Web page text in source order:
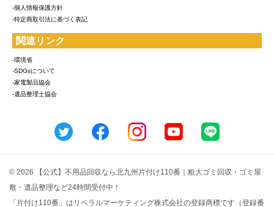
-個人情報保護方針
-特定商取引法に基づく表記
関連リンク
-環境省
-SDGsについて
-家電製品協会
-遺品整理士協会
© 2026 【公式】不用品回収なら北九州片付け110番｜粗大ゴミ回収・ゴミ屋
敷・遺品整理など24時間受付中！
「片付け110番」はリベラルマーケティング株式会社の登録商標です（登録番